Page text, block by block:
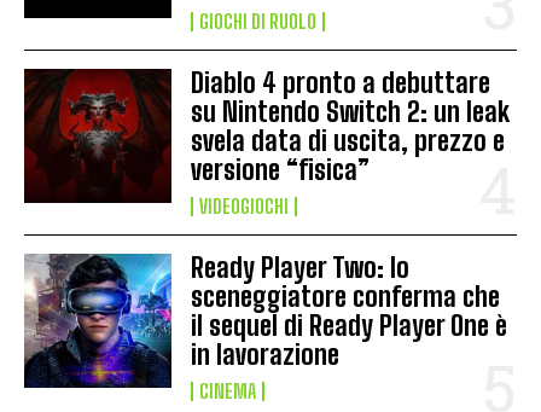
GIOCHI DI RUOLO
Diablo 4 pronto a debuttare
su Nintendo Switch 2: un leak
svela data di uscita, prezzo e
versione “fisica”
VIDEOGIOCHI
Ready Player Two: lo
sceneggiatore conferma che
il sequel di Ready Player One è
in lavorazione
CINEMA